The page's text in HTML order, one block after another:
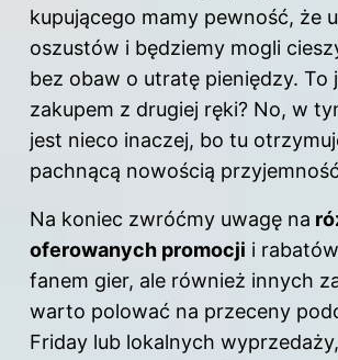
kupującego mamy pewność, że
oszustów i będziemy mogli
bez obaw o utratę pieniędzy. To
zakupem z drugiej ręki? No, w
jest nieco inaczej, bo tu
pachnącą nowością
Na koniec zwróćmy uwagę na
oferowanych promocji i
fanem gier, ale również innych
warto polować na przeceny
Friday lub lokalnych